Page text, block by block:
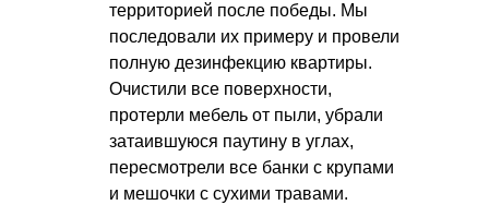
территорией после победы. Мы
последовали их примеру и провели
полную дезинфекцию квартиры.
Очистили все поверхности,
протерли мебель от пыли, убрали
затаившуюся паутину в углах,
пересмотрели все банки с крупами
и мешочки с сухими травами.